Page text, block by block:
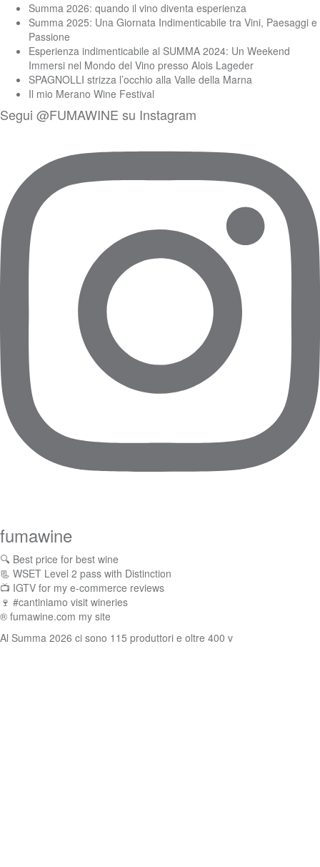
Summa 2026: quando il vino diventa esperienza
Summa 2025: Una Giornata Indimenticabile tra Vini, Paesaggi e
Passione
Esperienza indimenticabile al SUMMA 2024: Un Weekend
Immersi nel Mondo del Vino presso Alois Lageder
SPAGNOLLI strizza l’occhio alla Valle della Marna
Il mio Merano Wine Festival
Segui @FUMAWINE su Instagram
fumawine
🔍 Best price for best wine
📃 WSET Level 2 pass with Distinction
📺 IGTV for my e-commerce reviews
🍷 #cantiniamo visit wineries
® fumawine.com my site
Al Summa 2026 ci sono 115 produttori e oltre 400 v